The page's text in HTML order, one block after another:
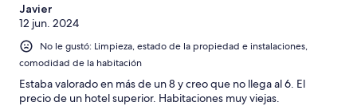
Javier
12 jun. 2024
No le gustó: Limpieza, estado de la propiedad e instalaciones,
comodidad de la habitación
Estaba valorado en más de un 8 y creo que no llega al 6. El
precio de un hotel superior. Habitaciones muy viejas.